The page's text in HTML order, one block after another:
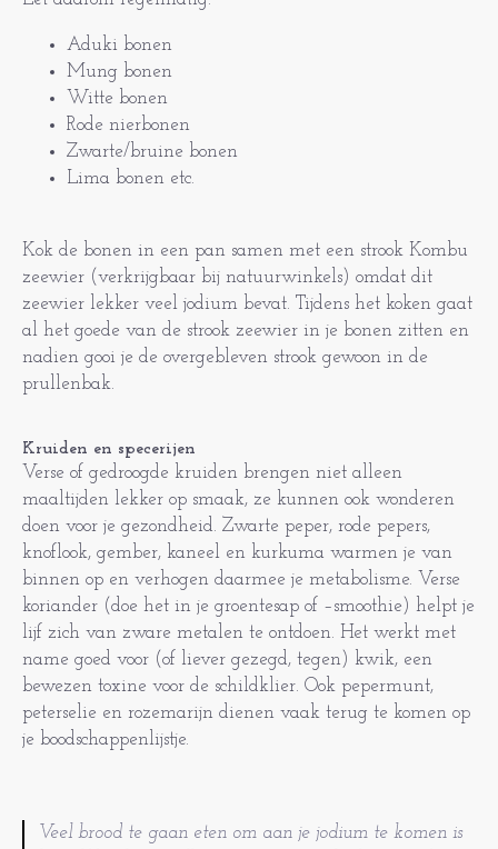
Aduki bonen
Mung bonen
Witte bonen
Rode nierbonen
Zwarte/bruine bonen
Lima bonen etc.
Kok de bonen in een pan samen met een strook Kombu
zeewier (verkrijgbaar bij natuurwinkels) omdat dit
zeewier lekker veel jodium bevat. Tijdens het koken gaat
al het goede van de strook zeewier in je bonen zitten en
nadien gooi je de overgebleven strook gewoon in de
prullenbak.
Kruiden en specerijen
Verse of gedroogde kruiden brengen niet alleen
maaltijden lekker op smaak, ze kunnen ook wonderen
doen voor je gezondheid. Zwarte peper, rode pepers,
knoflook, gember, kaneel en kurkuma warmen je van
binnen op en verhogen daarmee je metabolisme. Verse
koriander (doe het in je groentesap of –smoothie) helpt je
lijf zich van zware metalen te ontdoen. Het werkt met
name goed voor (of liever gezegd, tegen) kwik, een
bewezen toxine voor de schildklier. Ook pepermunt,
peterselie en rozemarijn dienen vaak terug te komen op
je boodschappenlijstje.
Veel brood te gaan eten om aan je jodium te komen is